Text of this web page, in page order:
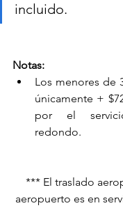
incluido.
Notas:
Los menores de
únicamente +
por el
redondo.
*** El traslado
aeropuerto es en